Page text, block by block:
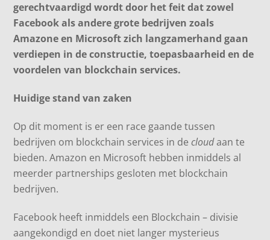
gerechtvaardigd wordt door het feit dat zowel
Facebook als andere grote bedrijven zoals
Amazone en Microsoft zich langzamerhand gaan
verdiepen in de constructie, toepasbaarheid en de
voordelen van blockchain services.
Huidige stand van zaken
Op dit moment is er een race gaande tussen
bedrijven om blockchain services in decloudaan te
bieden. Amazon en Microsoft hebben inmiddels al
meerder partnerships gesloten met blockchain
bedrijven.
Facebook heeft inmiddels een Blockchain – divisie
aangekondigd en doet niet langer mysterieus